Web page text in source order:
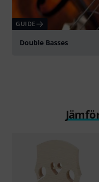
GUIDE
Double Basses